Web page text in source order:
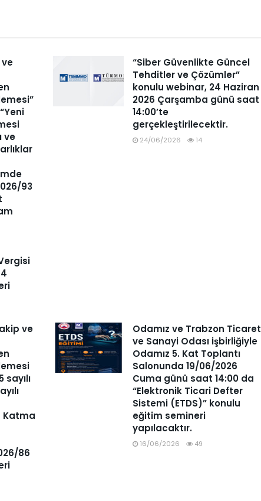
ve
93
“Siber Güvenlikte Güncel
Tehditler ve Çözümler”
konulu webinar, 24 Haziran
2026 Çarşamba günü saat
14:00’te
gerçekleştirilecektir.
24/06/2026 14
ve
sayılı
Katma
86
Odamız ve Trabzon Ticaret
ve Sanayi Odası işbirliğiyle
Odamız 5. Kat Toplantı
Salonunda 19/06/2026
Cuma günü saat 14:00 da
“Elektronik Ticari Defter
Sistemi (ETDS)” konulu
eğitim semineri
yapılacaktır.
16/06/2026 49